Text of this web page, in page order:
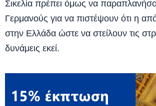
Σικελία πρέπει όμως να
Γερμανούς για να πιστέψουν ότι η
στην Ελλάδα ώστε να στείλουν τις
δυνάμεις εκεί.